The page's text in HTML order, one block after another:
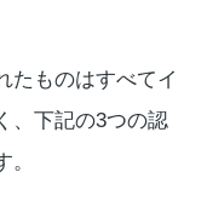
たものはすべてイ
、下記の3つの認